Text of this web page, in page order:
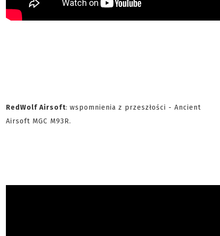
RedWolf Airsoft: wspomnienia z przeszłości - Ancient
Airsoft MGC M93R.